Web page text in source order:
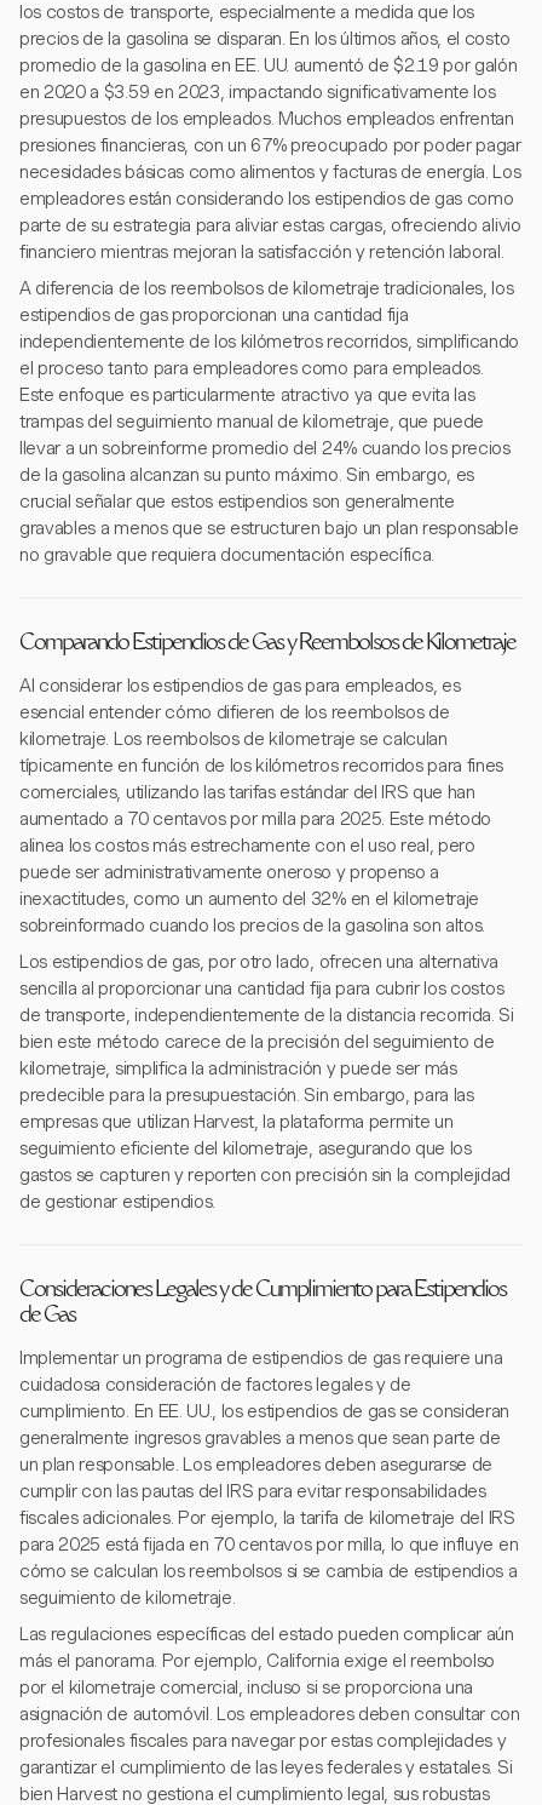
los costos de transporte, especialmente a medida que los
precios de la gasolina se disparan. En los últimos años, el costo
promedio de la gasolina en EE. UU. aumentó de $2.19 por galón
en 2020 a $3.59 en 2023, impactando significativamente los
presupuestos de los empleados. Muchos empleados enfrentan
presiones financieras, con un 67% preocupado por poder pagar
necesidades básicas como alimentos y facturas de energía. Los
empleadores están considerando los estipendios de gas como
parte de su estrategia para aliviar estas cargas, ofreciendo alivio
financiero mientras mejoran la satisfacción y retención laboral.
A diferencia de los reembolsos de kilometraje tradicionales, los
estipendios de gas proporcionan una cantidad fija
independientemente de los kilómetros recorridos, simplificando
el proceso tanto para empleadores como para empleados.
Este enfoque es particularmente atractivo ya que evita las
trampas del seguimiento manual de kilometraje, que puede
llevar a un sobreinforme promedio del 24% cuando los precios
de la gasolina alcanzan su punto máximo. Sin embargo, es
crucial señalar que estos estipendios son generalmente
gravables a menos que se estructuren bajo un plan responsable
no gravable que requiera documentación específica.
Comparando Estipendios de Gas y Reembolsos de Kilometraje
Al considerar los estipendios de gas para empleados, es
esencial entender cómo difieren de los reembolsos de
kilometraje. Los reembolsos de kilometraje se calculan
típicamente en función de los kilómetros recorridos para fines
comerciales, utilizando las tarifas estándar del IRS que han
aumentado a 70 centavos por milla para 2025. Este método
alinea los costos más estrechamente con el uso real, pero
puede ser administrativamente oneroso y propenso a
inexactitudes, como un aumento del 32% en el kilometraje
sobreinformado cuando los precios de la gasolina son altos.
Los estipendios de gas, por otro lado, ofrecen una alternativa
sencilla al proporcionar una cantidad fija para cubrir los costos
de transporte, independientemente de la distancia recorrida. Si
bien este método carece de la precisión del seguimiento de
kilometraje, simplifica la administración y puede ser más
predecible para la presupuestación. Sin embargo, para las
empresas que utilizan Harvest, la plataforma permite un
seguimiento eficiente del kilometraje, asegurando que los
gastos se capturen y reporten con precisión sin la complejidad
de gestionar estipendios.
Consideraciones Legales y de Cumplimiento para Estipendios
de Gas
Implementar un programa de estipendios de gas requiere una
cuidadosa consideración de factores legales y de
cumplimiento. En EE. UU., los estipendios de gas se consideran
generalmente ingresos gravables a menos que sean parte de
un plan responsable. Los empleadores deben asegurarse de
cumplir con las pautas del IRS para evitar responsabilidades
fiscales adicionales. Por ejemplo, la tarifa de kilometraje del IRS
para 2025 está fijada en 70 centavos por milla, lo que influye en
cómo se calculan los reembolsos si se cambia de estipendios a
seguimiento de kilometraje.
Las regulaciones específicas del estado pueden complicar aún
más el panorama. Por ejemplo, California exige el reembolso
por el kilometraje comercial, incluso si se proporciona una
asignación de automóvil. Los empleadores deben consultar con
profesionales fiscales para navegar por estas complejidades y
garantizar el cumplimiento de las leyes federales y estatales. Si
bien Harvest no gestiona el cumplimiento legal, sus robustas